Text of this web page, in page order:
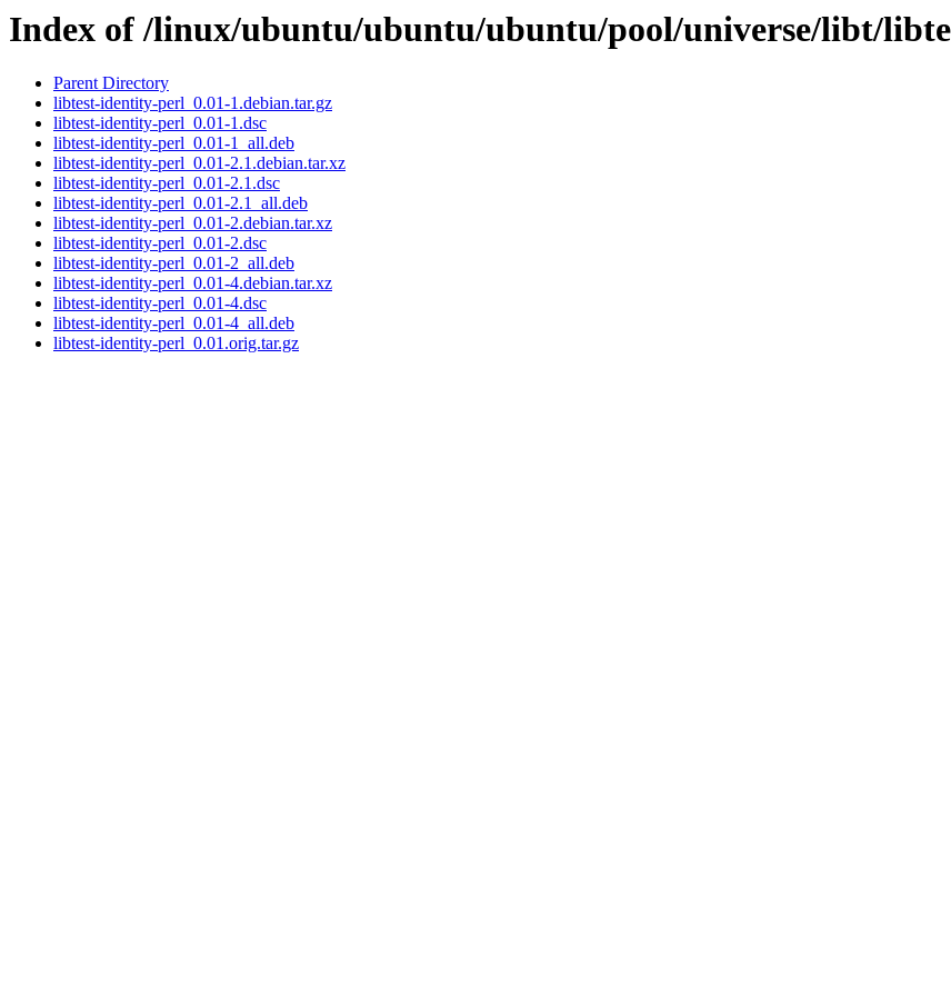
Index of /linux/ubuntu/ubuntu/ubuntu/pool/universe/libt/
Parent Directory
libtest-identity-perl_0.01-1.debian.tar.gz
libtest-identity-perl_0.01-1.dsc
libtest-identity-perl_0.01-1_all.deb
libtest-identity-perl_0.01-2.1.debian.tar.xz
libtest-identity-perl_0.01-2.1.dsc
libtest-identity-perl_0.01-2.1_all.deb
libtest-identity-perl_0.01-2.debian.tar.xz
libtest-identity-perl_0.01-2.dsc
libtest-identity-perl_0.01-2_all.deb
libtest-identity-perl_0.01-4.debian.tar.xz
libtest-identity-perl_0.01-4.dsc
libtest-identity-perl_0.01-4_all.deb
libtest-identity-perl_0.01.orig.tar.gz